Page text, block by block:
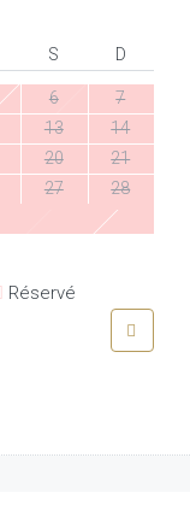
S D
6
7
13
14
20
21
27
28
Réservé